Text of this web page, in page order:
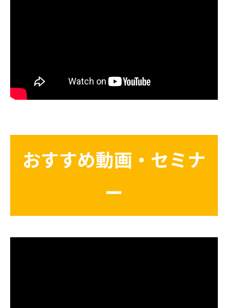
おすすめ動画・セミナ
ー